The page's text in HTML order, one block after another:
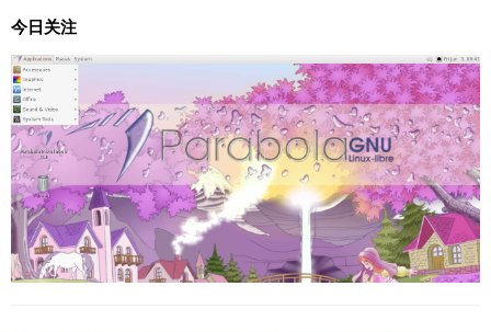
对于我们这些 Linux 爱好者们，我也找到了一些
工具，用来在 Linux 上管理和跟踪股票的投资组合，这里高度推荐一个基
于 java 编写的管理软件
。如果你不是一个 java 粉，也许你会放弃
它，JStock 需要运行在沉重的 JVM 环境上。但同时，在每一个安装了 JRE
的环境中它都可以马上运行起来，在你的 Linux 环境中它会运行的很顺
畅。
“开源”就意味着免费或标准低下的时代已经过去了。鉴于 JStock 只是一个
个人完成的产物，作为一个投资组合管理软件它最令人印象深刻的是包含
了非常多实用的功能，以上所有的荣誉属于它的作者 Yan Cheng Cheok！例
如，JStock 支持通过监视列表去监控价格，多种投资组合，自选/内置的股
票指标与相关监测，支持27个不同的股票市场和跨平台的云端备份/还原。
JStock 支持多平台部署（Linux, OS X, Android 和 Windows），你可以通过
今日关注